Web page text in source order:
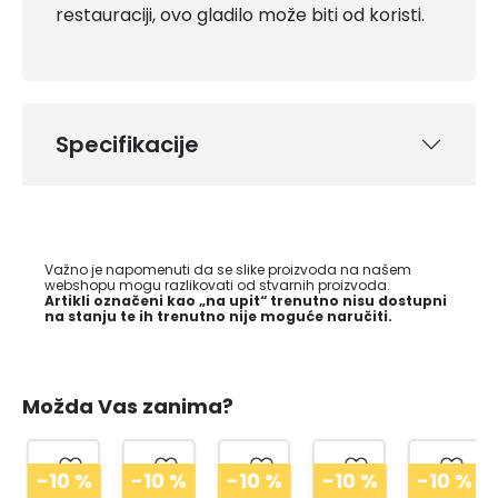
restauraciji, ovo gladilo može biti od koristi.
Specifikacije
Važno je napomenuti da se slike proizvoda na našem
webshopu mogu razlikovati od stvarnih proizvoda.
Artikli označeni kao „na upit“ trenutno nisu dostupni
na stanju te ih trenutno nije moguće naručiti.
Možda Vas zanima?
-10 % -10 % -10 % -10 % -10 %